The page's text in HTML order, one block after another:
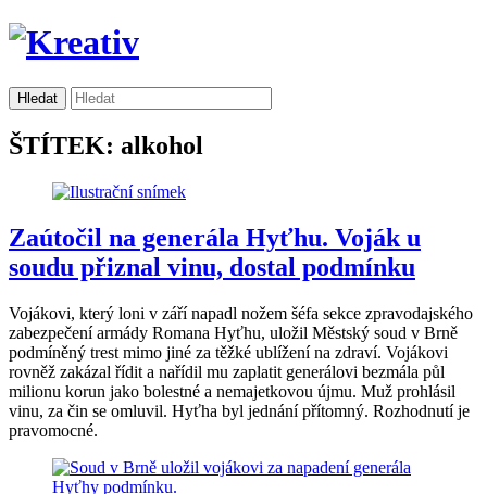
ŠTÍTEK: alkohol
Zaútočil na generála Hyťhu. Voják u
soudu přiznal vinu, dostal podmínku
Vojákovi, který loni v září napadl nožem šéfa sekce zpravodajského
zabezpečení armády Romana Hyťhu, uložil Městský soud v Brně
podmíněný trest mimo jiné za těžké ublížení na zdraví. Vojákovi
rovněž zakázal řídit a nařídil mu zaplatit generálovi bezmála půl
milionu korun jako bolestné a nemajetkovou újmu. Muž prohlásil
vinu, za čin se omluvil. Hyťha byl jednání přítomný. Rozhodnutí je
pravomocné.